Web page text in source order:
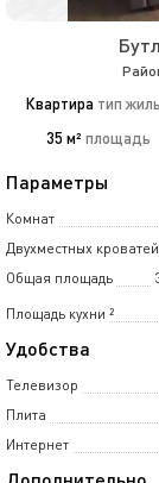
Квартира тип
35 м² площадь
Параметры
Комнат
Двухместных кроватей
Общая площадь
Площадь кухни ²
Удобства
Телевизор
Плита
Интернет